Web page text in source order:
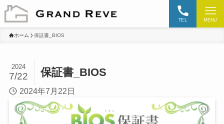
TEL MENU
ホーム 保証書_BIOS
保証書_BIOS
2024
7/22
2024年7月22日